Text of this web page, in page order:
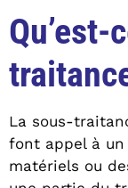
Qu’est-
La sous-
font appel à
matériels ou